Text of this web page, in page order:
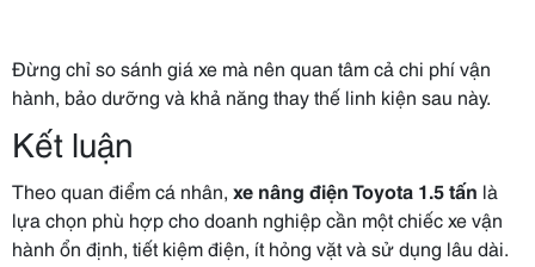
Đừng chỉ so sánh giá xe mà nên quan tâm cả chi phí vận
hành, bảo dưỡng và khả năng thay thế linh kiện sau này.
Kết luận
Theo quan điểm cá nhân, xe nâng điện Toyota 1.5 tấn là
lựa chọn phù hợp cho doanh nghiệp cần một chiếc xe vận
hành ổn định, tiết kiệm điện, ít hỏng vặt và sử dụng lâu dài.